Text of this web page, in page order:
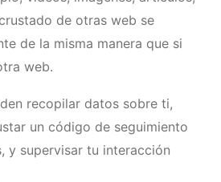
de otras web se
de la misma manera que si
web.
recopilar datos sobre ti,
un código de seguimiento
y supervisar tu interacción